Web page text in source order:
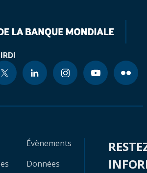
Évènements
Données